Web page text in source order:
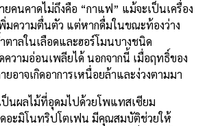
คนคาดไม่ถึงคือ “กาแฟ” แม้จะเป็นเครื่อง
มความตื่นตัว แต่หากดื่มในขณะท้องว่าง
ตาลในเลือดและฮอร์โมนบางชนิด
ความอ่อนเพลียได้ นอกจากนี้ เมื่อฤทธิ์ของ
ยอาจเกิดอาการเหนื่อยล้าและง่วงตามมา
นผลไม้ที่อุดมไปด้วยโพแทสเซียม
อะมิโนทริปโตเฟน มีคุณสมบัติช่วยให้